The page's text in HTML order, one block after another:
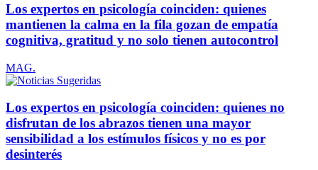
Los expertos en psicología coinciden: quienes
mantienen la calma en la fila gozan de empatía
cognitiva, gratitud y no solo tienen autocontrol
MAG.
Los expertos en psicología coinciden: quienes no
disfrutan de los abrazos tienen una mayor
sensibilidad a los estímulos físicos y no es por
desinterés